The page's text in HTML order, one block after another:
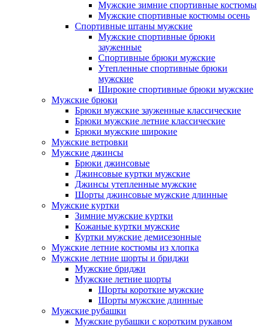
Мужские зимние спортивные костюмы
Мужские спортивные костюмы осень
Спортивные штаны мужские
Мужские спортивные брюки
зауженные
Спортивные брюки мужские
Утепленные спортивные брюки
мужские
Широкие спортивные брюки мужские
Мужские брюки
Брюки мужские зауженные классические
Брюки мужские летние классические
Брюки мужские широкие
Мужские ветровки
Мужские джинсы
Брюки джинсовые
Джинсовые куртки мужские
Джинсы утепленные мужские
Шорты джинсовые мужские длинные
Мужские куртки
Зимние мужские куртки
Кожаные куртки мужские
Куртки мужские демисезонные
Мужские летние костюмы из хлопка
Мужские летние шорты и бриджи
Мужские бриджи
Мужские летние шорты
Шорты короткие мужские
Шорты мужские длинные
Мужские рубашки
Мужские рубашки с коротким рукавом